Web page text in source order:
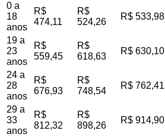
0 a
18
anos
R$
474,11
R$
524,26
R$ 533,98
19 a
23
anos
R$
559,45
R$
618,63
R$ 630,10
24 a
28
anos
R$
676,93
R$
748,54
R$ 762,41
29 a
33
anos
R$
812,32
R$
898,26
R$ 914,90